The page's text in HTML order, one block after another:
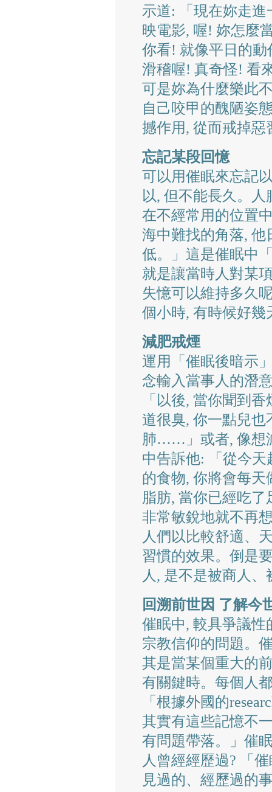
示道: 「現在妳走
映電影, 喔! 妳怎麼
你看! 就像平日的
滑稽喔! 真奇怪! 看
可是妳為什麼樂此
自己咬甲的醜陋姿
撼作用, 從而戒掉惡
忘記某段回憶
可以用催眠來忘記
以, 但不能長久。
在不經常用的位置
海中難找的角落,
低。」這是催眠中
就是讓當時人對某
失憶可以維持多久
個小時, 有時候好幾
減肥戒煙
運用「催眠後暗示
念輸入當事人的潛
「以後, 當你聞到
道很臭, 你一點兒
肺……」或者, 像想
中告訴他: 「從今
的食物, 你將會每
脂肪, 當你已經吃
非常敏銳地就不再
人們以比較舒適、
習慣的效果。倒是
人, 是不是被商人
回溯前世因 了解今
催眠中, 較具爭議性
宗教信仰的問題。
其是當某個重大的
有關鍵時。每個人
「根據外國的
其實有這些記憶不
有問題帶落。」催
人曾經經歷過? 「
見過的、經歷過的